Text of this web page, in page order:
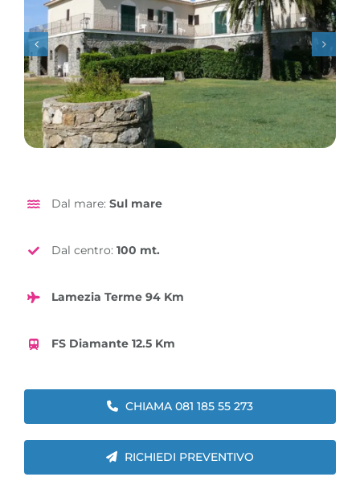
Dal mare: Sul mare
Dal centro: 100 mt.
Lamezia Terme 94 Km
FS Diamante 12.5 Km
CHIAMA 081 185 55 273
RICHIEDI PREVENTIVO